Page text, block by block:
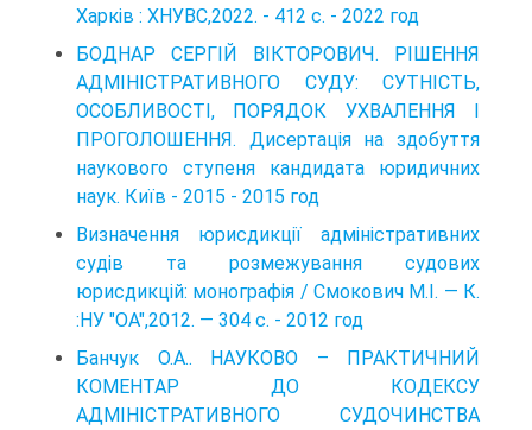
Хар­ків : ХНУВС,2022. - 412 с. - 2022 год
БОДНАР СЕРГІЙ ВІКТОРОВИЧ. РІШЕННЯ
АДМІНІСТРАТИВНОГО СУДУ: СУТНІСТЬ,
ОСОБЛИВОСТІ, ПОРЯДОК УХВАЛЕННЯ І
ПРОГОЛОШЕННЯ. Дисертація на здобуття
наукового ступеня кандидата юридичних
наук. Київ - 2015 - 2015 год
Визначення юрисдикції адміністративних
судів та розмежування судових
юрисдикцій: монографія / Смокович М.І. — К.
:НУ "ОА",2012. — 304 с. - 2012 год
Банчук О.А.. НАУКОВО – ПРАКТИЧНИЙ
КОМЕНТАР ДО КОДЕКСУ
АДМІНІСТРАТИВНОГО СУДОЧИНСТВА